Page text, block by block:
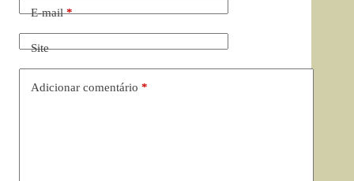
E-mail*
Site
Adicionar comentário *